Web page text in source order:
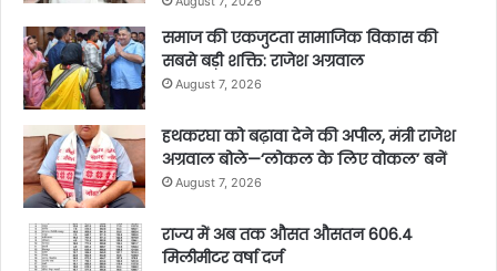
समाज की एकजुटता सामाजिक विकास की
सबसे बड़ी शक्ति: राजेश अग्रवाल
August 7, 2026
हथकरघा को बढ़ावा देने की अपील, मंत्री राजेश
अग्रवाल बोले—‘लोकल के लिए वोकल’ बनें
August 7, 2026
राज्य में अब तक औसत औसतन 606.4
मिलीमीटर वर्षा दर्ज